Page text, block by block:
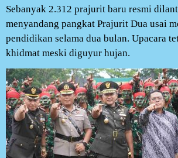
Sebanyak 2.312 prajurit baru resmi
menyandang pangkat Prajurit Dua usai
pendidikan selama dua bulan. Upacara
khidmat meski diguyur hujan.